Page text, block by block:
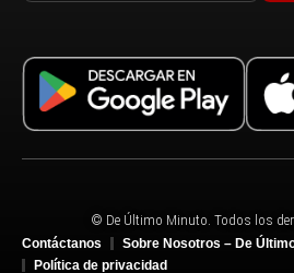
© De Último Minuto. Todos los
Contáctanos
Sobre Nosotros – De
Política de privacidad